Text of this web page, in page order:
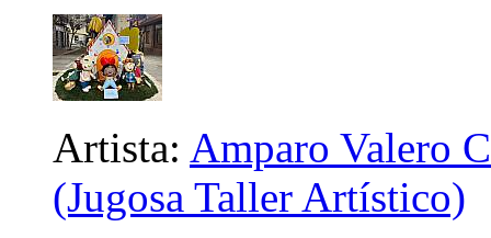
Artista: Amparo Valero
(Jugosa Taller Artístico)